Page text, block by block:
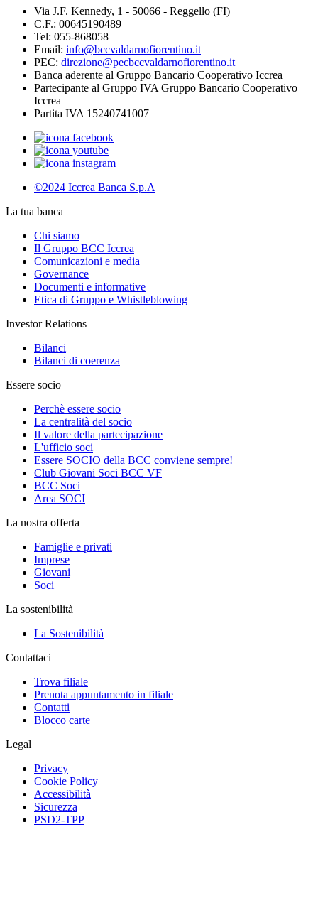
Via J.F. Kennedy, 1 - 50066 - Reggello (FI)
C.F.: 00645190489
Tel: 055-868058
Email: info@bccvaldarnofiorentino.it
PEC: direzione@pecbccvaldarnofiorentino.it
Banca aderente al Gruppo Bancario Cooperativo Iccrea
Partecipante al Gruppo IVA Gruppo Bancario Cooperativo
Iccrea
Partita IVA 15240741007
©2024 Iccrea Banca S.p.A
La tua banca
Chi siamo
Il Gruppo BCC Iccrea
Comunicazioni e media
Governance
Documenti e informative
Etica di Gruppo e Whistleblowing
Investor Relations
Bilanci
Bilanci di coerenza
Essere socio
Perchè essere socio
La centralità del socio
Il valore della partecipazione
L'ufficio soci
Essere SOCIO della BCC conviene sempre!
Club Giovani Soci BCC VF
BCC Soci
Area SOCI
La nostra offerta
Famiglie e privati
Imprese
Giovani
Soci
La sostenibilità
La Sostenibilità
Contattaci
Trova filiale
Prenota appuntamento in filiale
Contatti
Blocco carte
Legal
Privacy
Cookie Policy
Accessibilità
Sicurezza
PSD2-TPP